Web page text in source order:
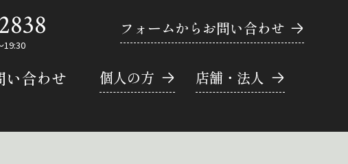
19:30
フォームからお問い合わせ
合わせ 個人の方 店舗・法人